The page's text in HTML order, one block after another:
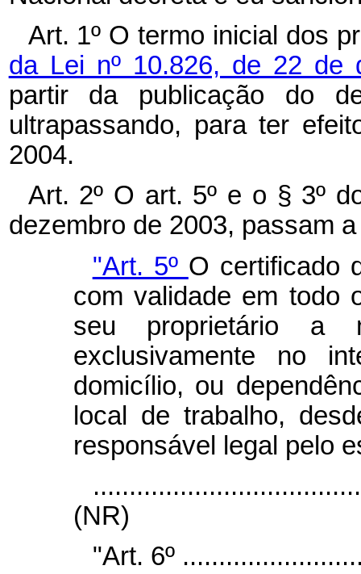
Art. 1º O termo inicial dos
da Lei nº 10.826, de 22 de
partir da publicação do
ultrapassando, para ter
2004.
Art. 2º O art. 5º e o § 3º
dezembro de 2003, passam
"Art. 5º O certificado
com validade em todo
seu proprietário
exclusivamente no
domicílio, ou
local de trabalho,
responsável legal pelo
(NR)
"Art. 6º